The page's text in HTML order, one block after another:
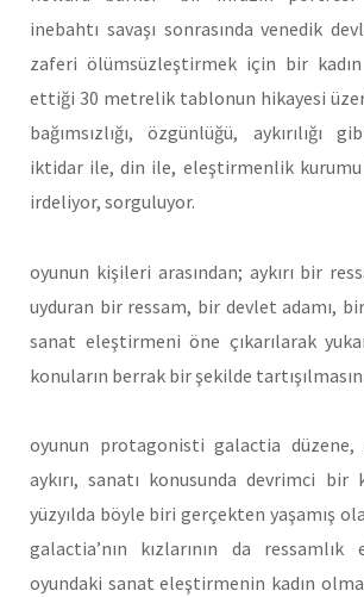
inebahtı savaşı sonrasında venedik
zaferi ölümsüzleştirmek için bir
ettiği 30 metrelik tablonun hikayesi
bağımsızlığı, özgünlüğü, aykırılığı
iktidar ile, din ile, eleştirmenlik
irdeliyor, sorguluyor.
oyunun kişileri arasından; aykırı bir
uyduran bir ressam, bir devlet adamı,
sanat eleştirmeni öne çıkarılarak
konuların berrak bir şekilde
oyunun protagonisti galactia düzene,
aykırı, sanatı konusunda devrimci bir
yüzyılda böyle biri gerçekten yaşamış
galactia’nın kızlarının da
oyundaki sanat eleştirmenin kadın